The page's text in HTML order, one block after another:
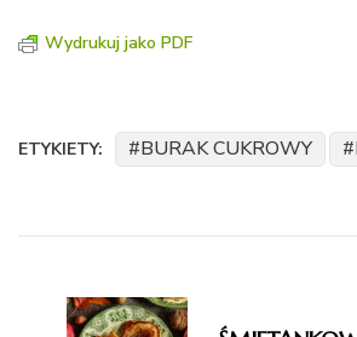
Wydrukuj jako PDF
ETYKIETY: BURAK CUKROWY
wpisu